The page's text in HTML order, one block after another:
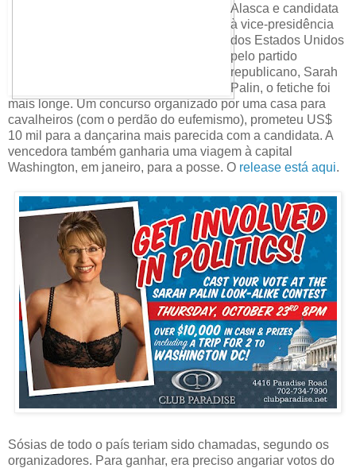
Alasca e candidata
à vice-presidência
dos Estados Unidos
pelo partido
republicano, Sarah
Palin, o fetiche foi
mais longe. Um concurso organizado por uma casa para
cavalheiros (com o perdão do eufemismo), prometeu US$
10 mil para a dançarina mais parecida com a candidata. A
vencedora também ganharia uma viagem à capital
Washington, em janeiro, para a posse. O release está aqui.
Sósias de todo o país teriam sido chamadas, segundo os
organizadores. Para ganhar, era preciso angariar votos do